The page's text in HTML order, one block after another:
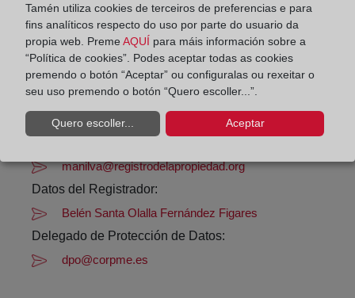
De lunes a viernes de 09:00 a 17:00 horas
Agosto: De lunes a viernes de 09:00 a 14:00 horas
Los días 24 y 31 de diciembre de 09:00 a 14:00
horas
Datos de contacto:
(95) 289 20 00
manilva@registrodelapropiedad.org
Datos del Registrador:
Belén Santa Olalla Fernández Figares
Delegado de Protección de Datos:
dpo@corpme.es
Tamén utiliza cookies de terceiros de preferencias e para
fins analíticos respecto do uso por parte do usuario da
propia web. Preme AQUÍ para máis información sobre a
“Política de cookies”. Podes aceptar todas as cookies
premendo o botón “Aceptar” ou configuralas ou rexeitar o
seu uso premendo o botón “Quero escoller...”.
Quero escoller... Aceptar